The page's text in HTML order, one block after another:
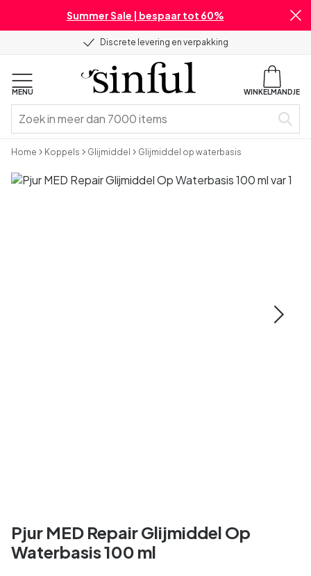
Summer Sale | bespaar tot 60%
Discrete levering en verpakking
MENU WINKELMANDJE
Home Koppels Glijmiddel Glijmiddel op waterbasis
Pjur MED Repair Glijmiddel Op
Waterbasis 100 ml